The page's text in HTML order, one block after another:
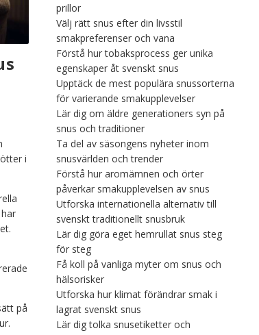
i
på
prillor
Välj rätt snus efter din livsstil
smakpreferenser och vana
Förstå hur tobaksprocess ger unika
egenskaper åt svenskt snus
Upptäck de mest populära snussorterna
för varierande smakupplevelser
Lär dig om äldre generationers syn på
snus och traditioner
Ta del av säsongens nyheter inom
snusvärlden och trender
Förstå hur aromämnen och örter
påverkar smakupplevelsen av snus
Utforska internationella alternativ till
svenskt traditionellt snusbruk
Lär dig göra eget hemrullat snus steg
för steg
Få koll på vanliga myter om snus och
hälsorisker
Utforska hur klimat förändrar smak i
lagrat svenskt snus
Lär dig tolka snusetiketter och